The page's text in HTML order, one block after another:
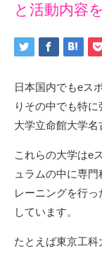
と活動内容
日本国内でもeス
りその中でも特
大学立命館大学名
これらの大学はe
ュラムの中に専
レーニングを行
しています。
たとえば東京工